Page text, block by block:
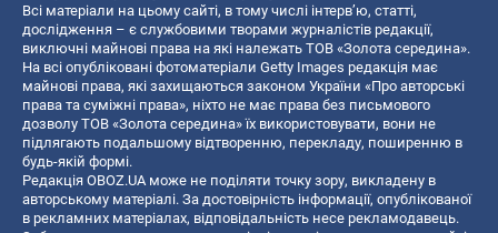
Всі матеріали на цьому сайті, в тому числі інтерв’ю, статті,
дослідження – є службовими творами журналістів редакції,
виключні майнові права на які належать ТОВ «Золота середина».
На всі опубліковані фотоматеріали Getty Images редакція має
майнові права, які захищаються законом України «Про авторські
права та суміжні права», ніхто не має права без письмового
дозволу ТОВ «Золота середина» їх використовувати, вони не
підлягають подальшому відтворенню, перекладу, поширенню в
будь-якій формі.
Редакція OBOZ.UA може не поділяти точку зору, викладену в
авторському матеріалі. За достовірність інформації, опублікованої
в рекламних матеріалах, відповідальність несе рекламодавець.